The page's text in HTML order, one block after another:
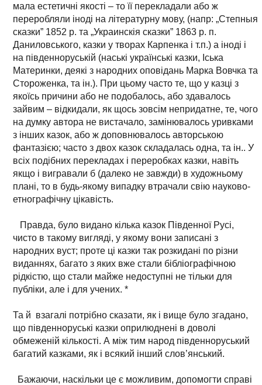
мала естетичні якості – то її перекладали або ж
переробляли іноді на літературну мову, (напр: „Степныя
сказки” 1852 р. та „Украинскія сказки” 1863 р. п.
Даниловського, казки у творах Карпенка і т.п.) а іноді і
на південноруській (наські українські казки, Іська
Материнки, деякі з народних оповідань Марка Вовчка та
Стороженка, та ін.). При цьому часто те, що у казці з
якоїсь причини або не подобалось, або здавалось
зайвим – відкидали, як щось зовсім непридатне, те, чого
на думку автора не вистачало, замінювалось уривками
з інших казок, або ж доповнювалось авторською
фантазією; часто з двох казок складалась одна, та ін.. У
всіх подібних перекладах і переробках казки, навіть
якщо і вигравали б (далеко не завжди) в художньому
плані, то в будь-якому випадку втрачали свію науково-
етнографічну цікавість.
Правда, було видано кілька казок Південної Русі,
чисто в такому вигляді, у якому вони записані з
народних вуст; проте ці казки так розкидані по різни
виданнях, багато з яких вже стали бібліографічною
рідкістю, що стали майже недоступні не тільки для
публіки, але і для учених. *
Та й взагалі потрібно сказати, як і вище було згадано,
що південноруські казки оприлюднені в доволі
обмеженій кількості. А між тим народ південноруський
багатий казками, як і всякий інший слов’янський.
Бажаючи, наскільки це є можливим, допомогти справі